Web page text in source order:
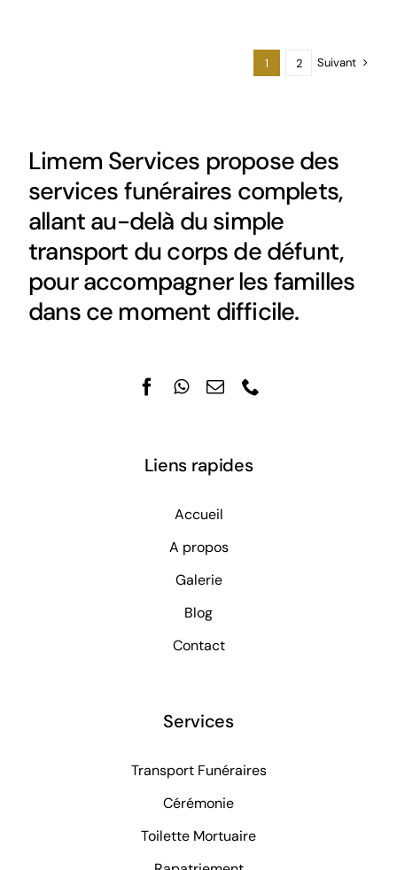
1 2 Suivant
Limem Services propose des
services funéraires complets,
allant au-delà du simple
transport du corps de défunt,
pour accompagner les familles
dans ce moment difficile.
Liens rapides
Accueil
A propos
Galerie
Blog
Contact
Services
Transport Funéraires
Cérémonie
Toilette Mortuaire